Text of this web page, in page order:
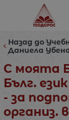
Назад до
Даниела
С моята
Бълг.
- за
организ.